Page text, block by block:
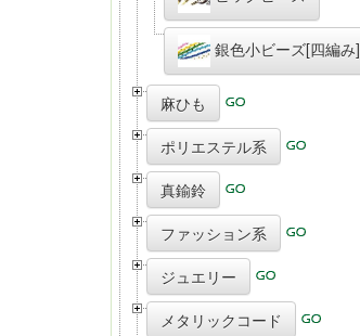
銀色小ビーズ[四編み]
麻ひも
ポリエステル系
真鍮鈴
ファッション系
ジュエリー
メタリックコード